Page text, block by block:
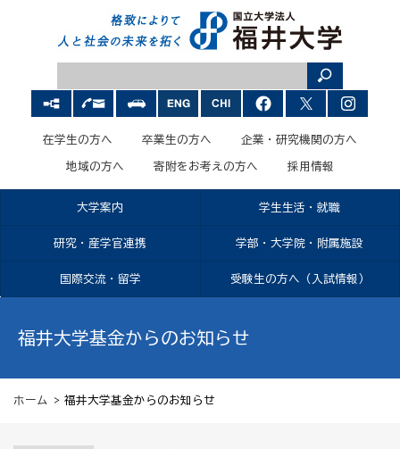
在学生の方へ 卒業生の方へ 企業・研究機関の方へ
地域の方へ 寄附をお考えの方へ 採用情報
大学案内 学生生活・就職
研究・産学官連携 学部・大学院・附属施設
国際交流・留学 受験生の方へ（入試情報）
福井大学基金からのお知らせ
ホーム > 福井大学基金からのお知らせ